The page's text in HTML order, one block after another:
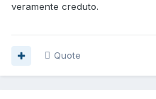
veramente creduto.
Quote